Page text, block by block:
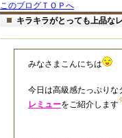
このブログＴＯＰへ
キラキラがとっても上品
みなさまこんにちは
今日は高級感たっぷりな
レミューをご紹介します